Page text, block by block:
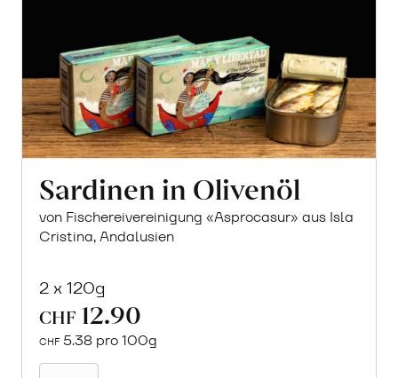
Sardinen in Olivenöl
von Fischereivereinigung «Asprocasur» aus Isla
Cristina, Andalusien
2 x 120g
CHF 12.90
CHF 5.38 pro 100g